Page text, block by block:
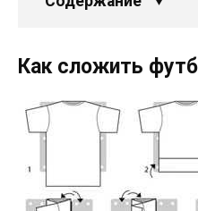
Как сложить